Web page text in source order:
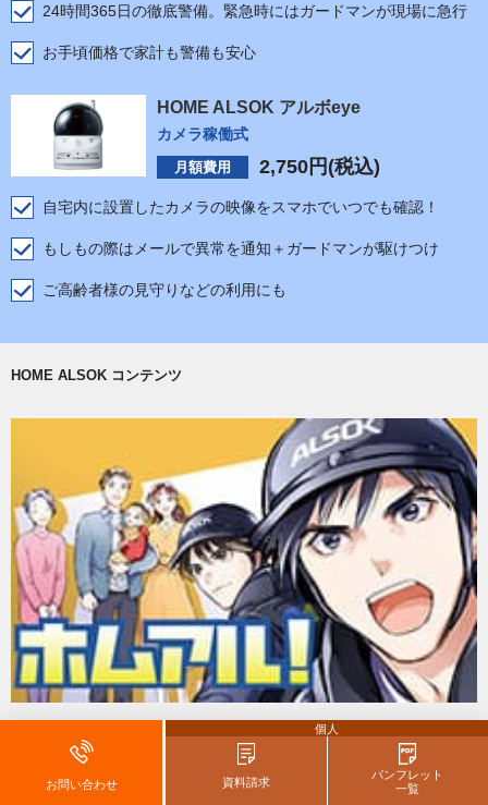
24時間365日の徹底警備。緊急時にはガードマンが現場に急行
お手頃価格で家計も警備も安心
HOME ALSOK アルボeye
カメラ稼働式
月額費用 2,750 円(税込)
自宅内に設置したカメラの映像をスマホでいつでも確認！
もしもの際はメールで異常を通知＋ガードマンが駆けつけ
ご高齢者様の見守りなどの利用にも
HOME ALSOK コンテンツ
ホムアル！
～マンガでわかるホームセキュリティ～
ホームセキュリティの魅力と、システムを連載マンガでお届けします。
お問い合わせ
個人
資料請求
パンフレット
一覧